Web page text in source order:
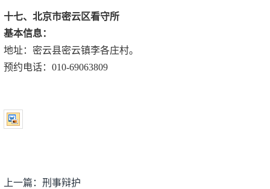
十七、 北京市密云区看守所
基本信息：
地址：密云县密云镇李各庄村。
预约电话：010-69063809
上一篇：刑事辩护